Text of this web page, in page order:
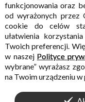
© Wszelkie prawa
funkcjonowania oraz
od wyrażonych przez
cookie do celów
ułatwienia
Twoich preferencji.
w naszej Polityce
wybrane” wyrażasz
na Twoim urządzeniu